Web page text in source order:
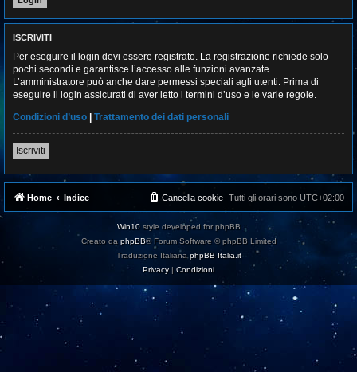
ISCRIVITI
Per eseguire il login devi essere registrato. La registrazione richiede solo
pochi secondi e garantisce l’accesso alle funzioni avanzate.
L’amministratore può anche dare permessi speciali agli utenti. Prima di
eseguire il login assicurati di aver letto i termini d’uso e le varie regole.
Condizioni d’uso | Trattamento dei dati personali
Iscriviti
Home Indice Tutti gli orari sono UTC+02:00
Cancella cookie
Win10style developed for phpBB
Creato da phpBB® Forum Software © phpBB Limited
Traduzione Italiana phpBB-Italia.it
Privacy | Condizioni